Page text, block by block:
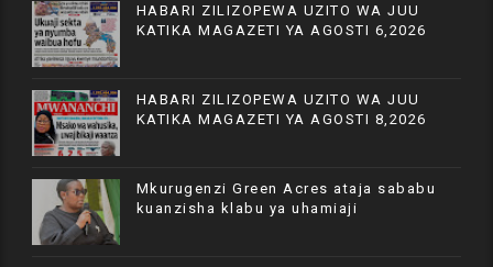
HABARI ZILIZOPEWA UZITO WA JUU
KATIKA MAGAZETI YA AGOSTI 6,2026
HABARI ZILIZOPEWA UZITO WA JUU
KATIKA MAGAZETI YA AGOSTI 8,2026
Mkurugenzi Green Acres ataja sababu
kuanzisha klabu ya uhamiaji